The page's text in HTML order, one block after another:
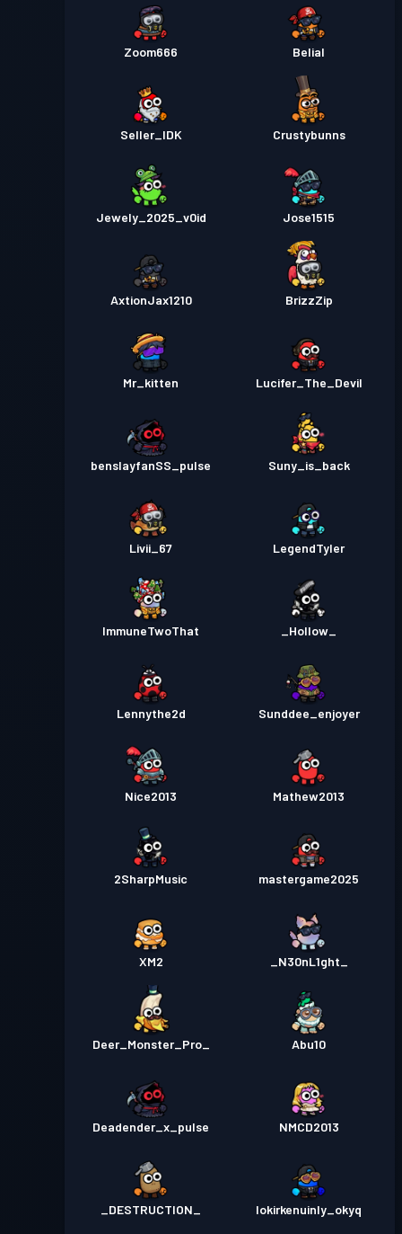
Zoom666 Belial
Seller_IDK Crustybunns
Jewely_2025_v0id Jose1515
AxtionJax1210 BrizzZip
Mr_kitten Lucifer_The_Devil
benslayfanSS_pulse Suny_is_back
Livii_67 LegendTyler
ImmuneTwoThat _Hollow_
Lennythe2d Sunddee_enjoyer
Nice2013 Mathew2013
2SharpMusic mastergame2025
XM2 _N30nL1ght_
Deer_Monster_Pro_ Abu10
Deadender_x_pulse NMCD2013
_DESTRUCTION_ lokirkenuinly_okyq